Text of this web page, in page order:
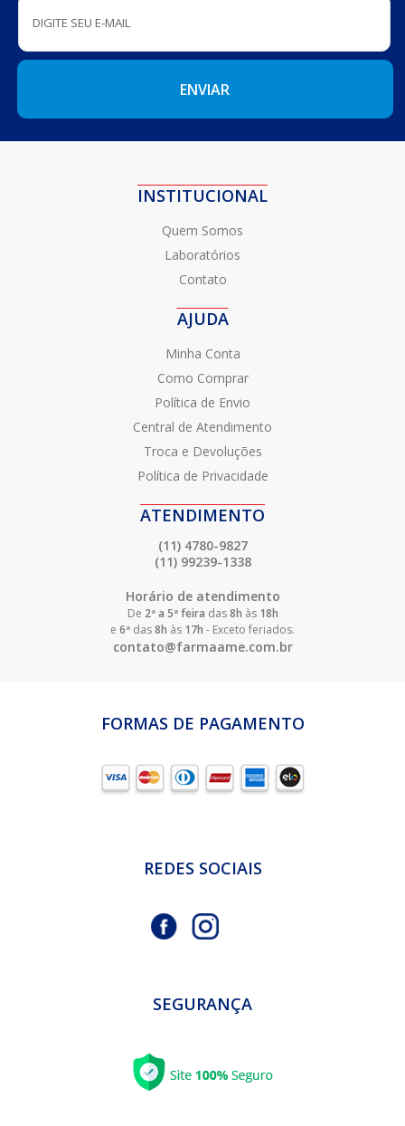
INSTITUCIONAL
Quem Somos
Laboratórios
Contato
AJUDA
Minha Conta
Como Comprar
Política de Envio
Central de Atendimento
Troca e Devoluções
Política de Privacidade
ATENDIMENTO
(11) 4780-9827
(11) 99239-1338
Horário de atendimento
De 2ª a 5ª feira das8h às 18h
e 6ª das8h às 17h - Exceto feriados.
contato@farmaame.com.br
FORMAS DE PAGAMENTO
REDES SOCIAIS
SEGURANÇA